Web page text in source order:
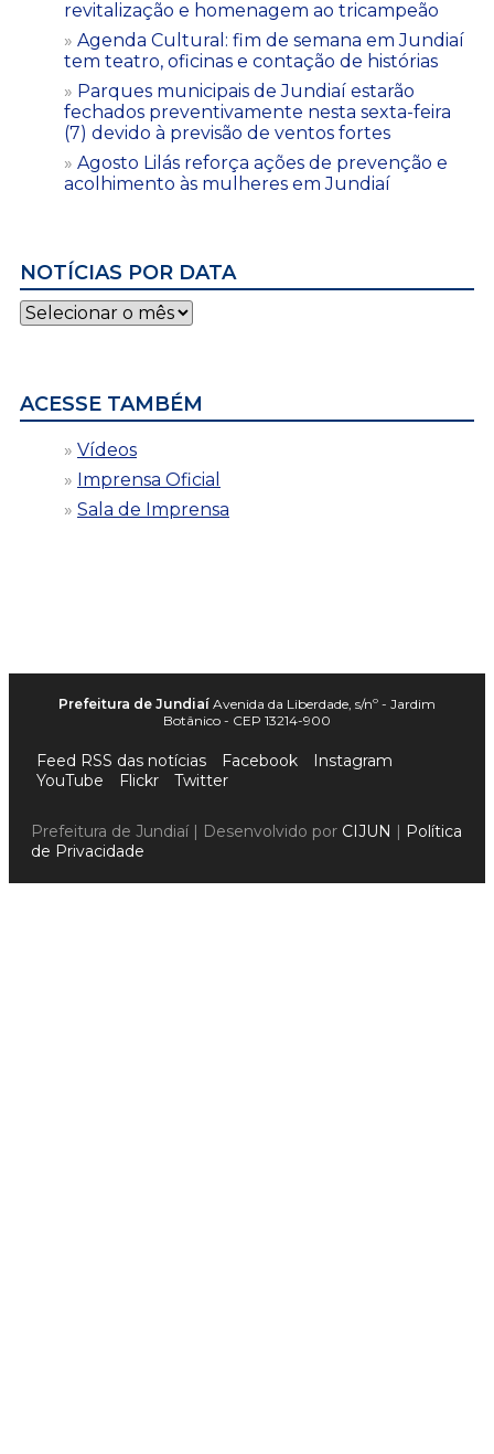
revitalização e homenagem ao tricampeão
Agenda Cultural: fim de semana em Jundiaí
tem teatro, oficinas e contação de histórias
Parques municipais de Jundiaí estarão
fechados preventivamente nesta sexta-feira
(7) devido à previsão de ventos fortes
Agosto Lilás reforça ações de prevenção e
acolhimento às mulheres em Jundiaí
NOTÍCIAS POR DATA
Notícias
por
ACESSE TAMBÉM
Vídeos
Imprensa Oficial
Sala de Imprensa
Prefeitura de Jundiaí Avenida da Liberdade, s/nº - Jardim
Botânico - CEP 13214-900
Feed RSS das notícias Facebook
Instagram
YouTube
Flickr Twitter
Prefeitura de Jundiaí | Desenvolvido por CIJUN | Política
de Privacidade